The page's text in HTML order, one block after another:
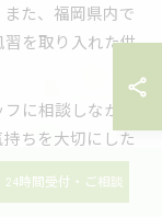
た、福岡県内で
を取り入れた供
に相談しながら
ちを大切にした
かく演出しまし
24時間受付・ご相談